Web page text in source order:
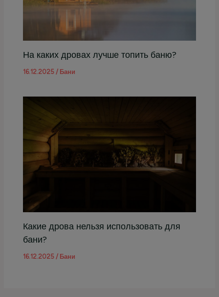
На каких дровах лучше топить баню?
16.12.2025 / Бани
Какие дрова нельзя использовать для
бани?
16.12.2025 / Бани